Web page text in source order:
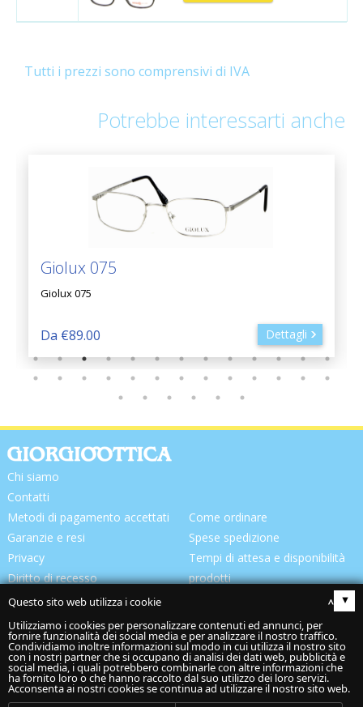
Tutti i prezzi sono comprensivi di IVA
Potrebbe interessarti anche
Giolux 075
Giolux 075
Da €89.00 Dettagli
Chi siamo
Contatti
Metodi di pagamento accettati
Garanzie e resi
Privacy
Diritto di recesso
Come ordinare
Spese spedizione
Tempi di attesa e disponibilità
prodotti
Codice spedizione:
Questo sito web utilizza i cookie
▴
Utilizziamo i cookies per personalizzare contenuti ed annunci, per
fornire funzionalità dei social media e per analizzare il nostro traffico.
Condividiamo inoltre informazioni sul modo in cui utilizza il nostro sito
con i nostri partner che si occupano di analisi dei dati web, pubblicità e
social media, i quali potrebbero combinarle con altre informazioni che
ha fornito loro o che hanno raccolto dal suo utilizzo dei loro servizi.
Acconsenta ai nostri cookies se continua ad utilizzare il nostro sito web.